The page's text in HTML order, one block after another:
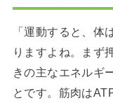
「運動すると、体
りますよね。まず
きの主なエネルギ
とです。筋肉は